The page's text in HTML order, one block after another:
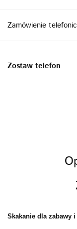
Zamówienie
Zostaw telefon
Skakanie dla zabawy